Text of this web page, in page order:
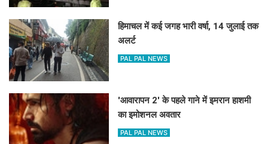
हिमाचल में कई जगह भारी वर्षा, 14 जुलाई तक
अलर्ट
PAL PAL NEWS
'आवारापन 2' के पहले गाने में इमरान हाशमी
का इमोशनल अवतार
PAL PAL NEWS